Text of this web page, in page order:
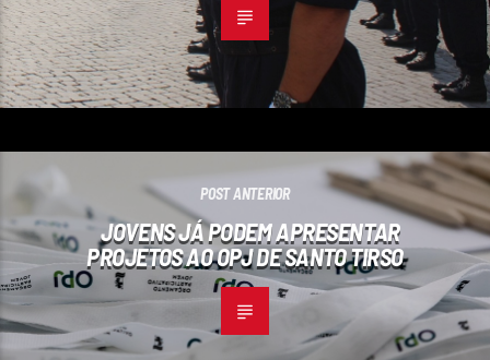
POST ANTERIOR
JOVENS JÁ PODEM APRESENTAR
PROJETOS AO OPJ DE SANTO TIRSO